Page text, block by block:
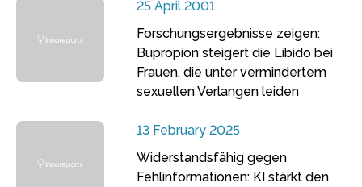
25 April 2001
Forschungsergebnisse zeigen:
Bupropion steigert die Libido bei
Frauen, die unter vermindertem
sexuellen Verlangen leiden
13 February 2025
Widerstandsfähig gegen
Fehlinformationen: KI stärkt den